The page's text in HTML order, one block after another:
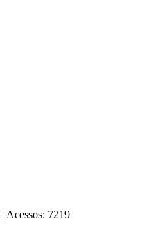
| Acessos: 7219